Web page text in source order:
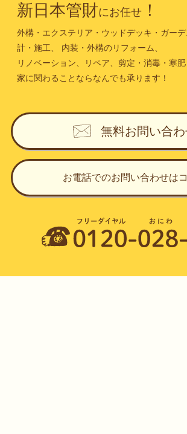
新日本管財にお任せ！
外構・エクステリア・ウッドデッキ・ガー
計・施工、
内装・外構のリフォーム、
リノベーション、リペア、剪定・消毒・寒肥
家に関わることならなんでも承ります！
無料お問い合
お電話でのお問い合わせは